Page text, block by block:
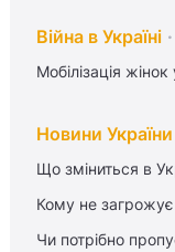
Війна в Україні
Мобілізація
Новини України
Що зміниться в
Кому не загрожує
Чи потрібно